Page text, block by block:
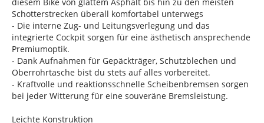
Schotterstrecken überall komfortabel unterwegs
- Die interne Zug- und Leitungsverlegung und das
integrierte Cockpit sorgen für eine ästhetisch ansprechende
Premiumoptik.
- Dank Aufnahmen für Gepäckträger, Schutzblechen und
Oberrohrtasche bist du stets auf alles vorbereitet.
- Kraftvolle und reaktionsschnelle Scheibenbremsen sorgen
bei jeder Witterung für eine souveräne Bremsleistung.
Leichte Konstruktion